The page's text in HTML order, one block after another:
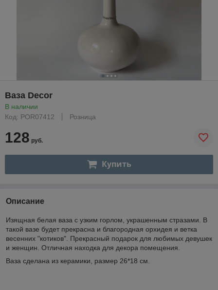
Ваза Decor
В наличии
Код: POR07412
Розница
128 руб.
Купить
Описание
Изящная белая ваза с узким горлом, украшенным стразами. В
такой вазе будет прекрасна и благородная орхидея и ветка
весенних "котиков". Прекрасный подарок для любимых девушек
и женщин. Отличная находка для декора помещения.
Ваза сделана из керамики, размер 26*18 см.